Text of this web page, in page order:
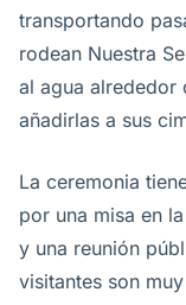
transportando
rodean Nuestra
al agua alrededor
añadirlas a sus
La ceremonia
por una misa en
y una reunión
visitantes son